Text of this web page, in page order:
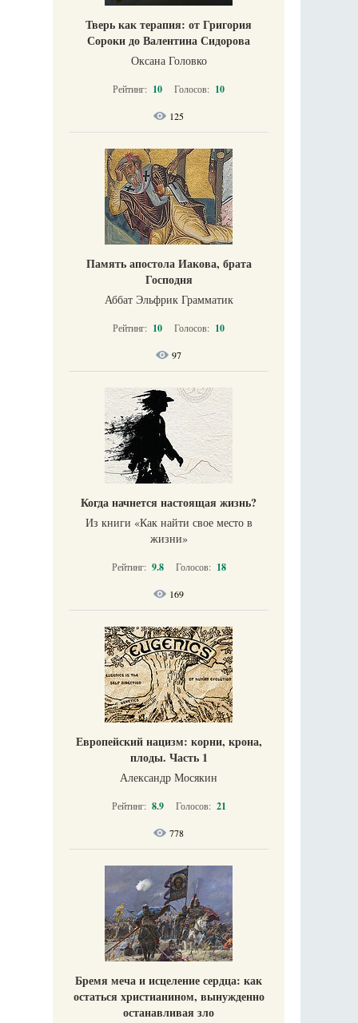
Тверь как терапия: от Григория
Сороки до Валентина Сидорова
Оксана Головко
Рейтинг: 10 Голосов: 10
125
Память апостола Иакова, брата
Господня
Аббат Эльфрик Грамматик
Рейтинг: 10 Голосов: 10
97
Когда начнется настоящая жизнь?
Из книги «Как найти свое место в
жизни​»
Рейтинг: 9.8 Голосов: 18
169
Европейский нацизм: корни, крона,
плоды. Часть 1
Александр Мосякин
Рейтинг: 8.9 Голосов: 21
778
Бремя меча и исцеление сердца: как
остаться христианином, вынужденно
останавливая зло